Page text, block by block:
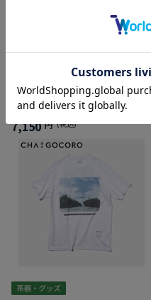
GASATANG × ITO EN(Oi Ocha) Tシ
ャツ
7,150 円 (税込)